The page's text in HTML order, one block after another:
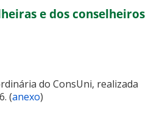
e dos conselheiros
do ConsUni, realizada
(anexo)